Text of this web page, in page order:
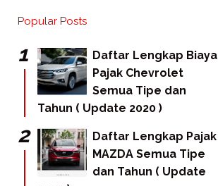
Popular Posts
Daftar Lengkap Biaya
Pajak Chevrolet
Semua Tipe dan
Tahun ( Update 2020 )
Daftar Lengkap Pajak
MAZDA Semua Tipe
dan Tahun ( Update